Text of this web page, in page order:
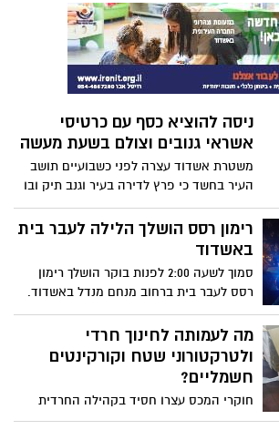
שעניינה חשד לפרשת שחיתות מסועפת בנמל
אשדוד. במסגרת סיום חקירת המשטרה
בפרשת השחיתות בנמל אשדוד הוחלט לסגור
את התיק נגד אנשי העסקים ג'קי בן זקן
ואברהם נניקשוילי. במקביל, הוחלט להמליץ
לדין.
ניסה להוציא כסף עם כרטיסי
אשראי גנובים וצולם בשעת מעשה
משטרת אשדוד עצרה לפני כשבועיים תושב
העיר בחשד כי פרץ לדירה בעיר וגנב תיק ובו
כרטיסי אשראי ורכוש נוסף. מעצרו של החשוד
התאפשר אודות לניסיונות משיכת מזומנים
ממכשירי כספומט בהם ניסה לנחש את
והוא נעצר עד מתן החלטה אחרת בעניינו.
רימון רסס הושלך הלילה לעבר בית
באשדוד
סמוך לשעה 2:00 לפנות בוקר הושלך רימון
רסס לעבר בית ברחוב מנחם מנדל באשדוד.
הרימון התפוצץ וגרם לקול נפץ גדול ובהלה
גדולה במקום. למרבה המזל לא היו נפגעים
באירוע. כוחות של משטרה הוזעקו למקום
ופתחו בחקירה, לפי שעה אין חשודים במעשה
מה לעמותה לחינוך חרדי
ולטרקטורוני שטח וקורקינטים
חשמליים?
חוקרי המכס עצרו חסיד בקהילה החרדית
באשדוד, בן 39, בחשד שהבריח כלי רכב